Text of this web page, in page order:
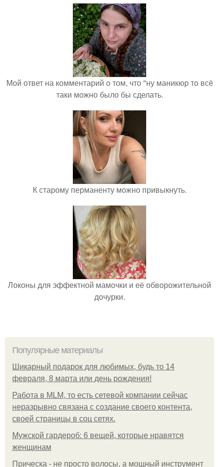
Мой ответ на комментарий о том, что "ну маникюр то всё
таки можно было бы сделать.
К старому перманенту можно привыкнуть.
Локоны для эффектной мамочки и её обворожительной
дочурки.
Популярные материалы
Шикарный подарок для любимых, будь то 14
февраля, 8 марта или день рождения!
Работа в MLM, то есть сетевой компании сейчас
неразрывно связана с создание своего контента,
своей страницы в соц сетях.
Мужской гардероб: 6 вещей, которые нравятся
женщинам
Прическа - не просто волосы, а мощный инструмент